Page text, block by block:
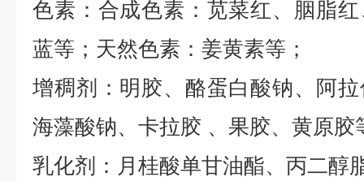
色素：合成色素：苋菜红、胭脂
蓝等；天然色素：姜黄素等；
增稠剂：明胶、酪蛋白酸钠、阿
海藻酸钠、卡拉胶 、果胶、黄原胶
乳化剂：月桂酸单甘油酯、丙二醇